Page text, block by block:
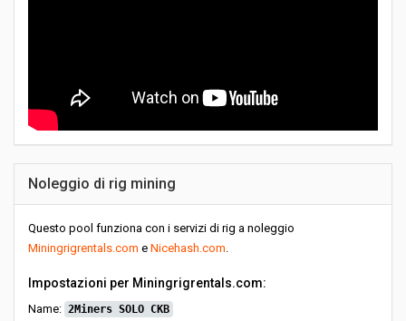
Noleggio di rig mining
Questo pool funziona con i servizi di rig a noleggio
Miningrigrentals.com e Nicehash.com.
Impostazioni per Miningrigrentals.com:
Name: 2Miners SOLO CKB